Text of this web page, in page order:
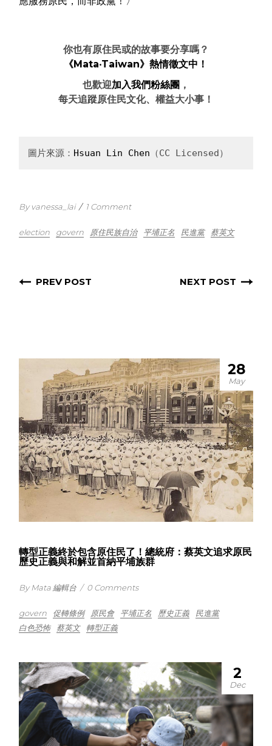
你也有原住民或的故事要分享嗎？
《Mata‧Taiwan》熱情徵文中！
也歡迎加入我們粉絲團 ，
每天追蹤原住民文化、權益大小事！
圖片來源： Hsuan Lin Chen （CC Licensed）
By vanessa_lai / 1 Comment
election govern 原住民族自治 平埔正名 民進黨 蔡英文
PREV POST NEXT POST
28
May
轉型正義終於包含原住民了！總統府：蔡英文追求原民
歷史正義與和解並首納平埔族群
By Mata 編輯台 / 0 Comments
govern 促轉條例 原民會 平埔正名 歷史正義
民進黨
白色恐怖
蔡英文 轉型正義
2
Dec